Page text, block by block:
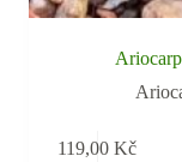
119,00Kč